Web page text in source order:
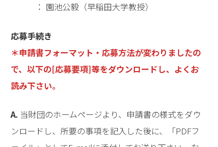
： 園池公毅（早稲田大学教授）
応募手続き
＊申請書フォーマット・応募方法が変わりましたの
で、以下の[応募要項]等をダウンロードし、よくお
読み下さい。
A. 当財団のホームページより、申請書の様式をダウ
ンロードし、所要の事項を記入した後に、「PDFフ